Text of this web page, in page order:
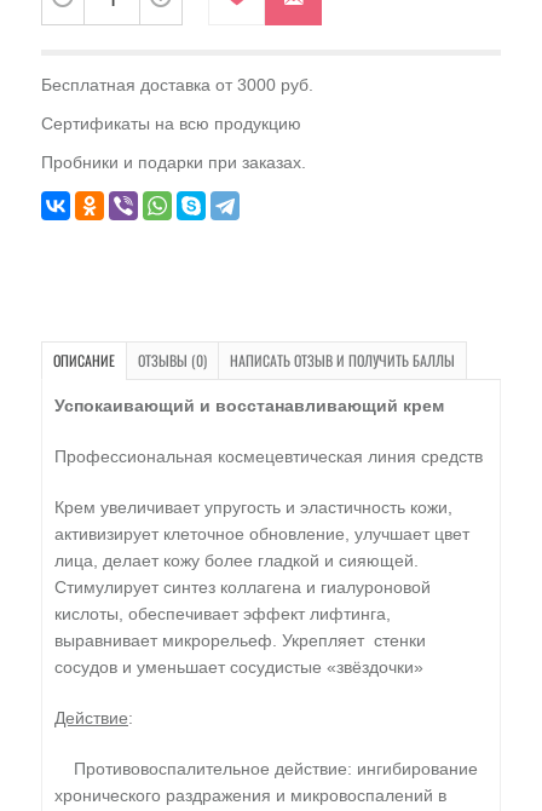
Бесплатная доставка от 3000 руб.
Сертификаты на всю продукцию
Пробники и подарки при заказах.
ОПИСАНИЕ ОТЗЫВЫ (0) НАПИСАТЬ ОТЗЫВ И ПОЛУЧИТЬ БАЛЛЫ
Успокаивающий и восстанавливающий крем
Профессиональная космецевтическая линия средств
Крем увеличивает упругость и эластичность кожи,
активизирует клеточное обновление, улучшает цвет
лица, делает кожу более гладкой и сияющей.
Стимулирует синтез коллагена и гиалуроновой
кислоты, обеспечивает эффект лифтинга,
выравнивает микрорельеф. Укрепляет стенки
сосудов и уменьшает сосудистые «звёздочки»
Действие:
Противовоспалительное действие: ингибирование
хронического раздражения и микровоспалений в